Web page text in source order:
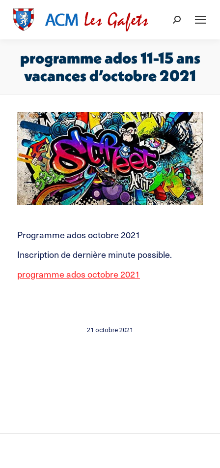
Recherche
programme ados 11-15 ans
vacances d’octobre 2021
Programme ados octobre 2021
Inscription de dernière minute possible.
programme ados octobre 2021
21 octobre 2021